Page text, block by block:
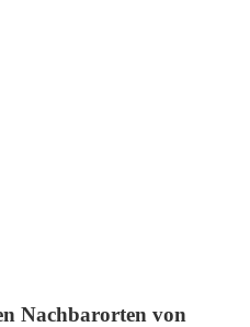
Nachbarorten von